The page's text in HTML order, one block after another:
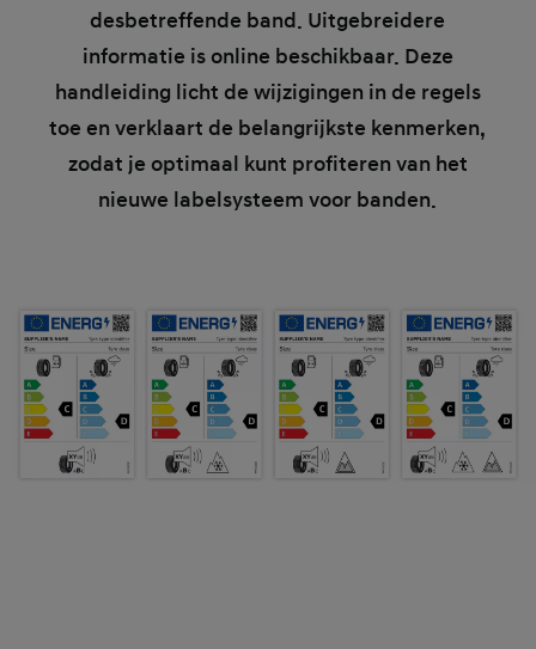
desbetreffende band. Uitgebreidere
informatie is online beschikbaar. Deze
handleiding licht de wijzigingen in de regels
toe en verklaart de belangrijkste kenmerken,
zodat je optimaal kunt profiteren van het
nieuwe labelsysteem voor banden.